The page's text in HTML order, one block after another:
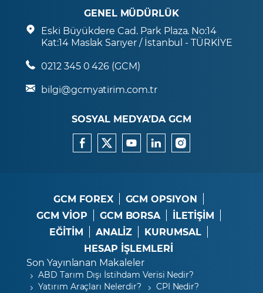
GENEL MÜDÜRLÜK
Eski Büyükdere Cad. Park Plaza. No:14
Kat:14 Maslak Sarıyer / İstanbul - TÜRKİYE
0212 345 0 426 (GCM)
bilgi@gcmyatirim.com.tr
SOSYAL MEDYA’DA GCM
GCM FOREX
GCM OPSIYON
GCM VİOP
GCM BORSA
İLETİŞİM
EĞİTİM
ANALİZ
KURUMSAL
HESAP İŞLEMLERİ
Son Yayınlanan Makaleler
ABD Tarım Dışı İstihdam Verisi Nedir?
Yatırım Araçları Nelerdir?
CPI Nedir?